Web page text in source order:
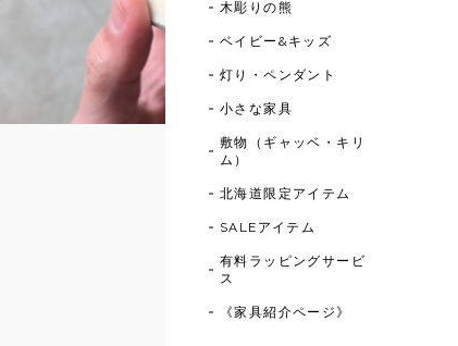
木彫りの熊
ベイビー&キッズ
灯り・ペンダント
小さな家具
敷物（ギャッベ・キリ
ム）
北海道限定アイテム
SALEアイテム
有料ラッピングサービ
ス
《家具紹介ページ》